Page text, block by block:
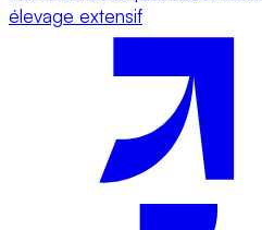
élevage extensif